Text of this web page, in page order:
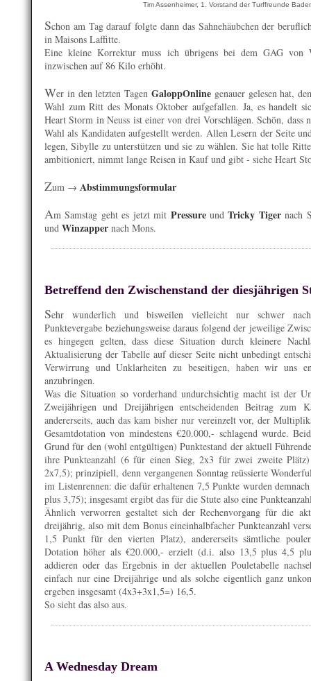
Tim Assenheimer, 1. Vorstand der Turffreunde
Schon am Tag darauf folgte dann das Sahnehäubchen der
in Maisons Laffitte.
Eine kleine Korrektur muss ich übrigens bei dem GAG von
inzwischen auf 86 Kilo erhöht.
Wer in den letzten TagenGaloppOnline genauer gelesen hat,
Wahl zum Ritt des Monats Oktober aufgefallen. Ja, es handelt
Heart Storm in Neuss ist einer von drei Vorschlägen. Schön,
Wahl als Kandidaten aufgestellt werden. Allen Lesern der Seite
legen, Sibylle zu unterstützen und sie zu wählen. Sie hat tolle
ambitioniert, nimmt lange Reisen in Kauf und gibt - siehe Heart
Zum → Abstimmungsformular
Am Samstag geht es jetzt mit PressureundTricky Tigernach
und Winzapper nach Mons.
Betreffend den Zwischenstand der diesjährigen
Sehr wunderlich und bisweilen vielleicht nur schwer
Punktevergabe beziehungsweise daraus folgend der jeweilige
es hingegen gelten, dass diese Situation durch kleinere
Aktualisierung der Tabelle auf dieser Seite nicht unbedingt
Verwirrung und Unklarheiten zu beseitigen, haben wir uns
anzubringen.
Was die Situation so vorderhand undurchsichtig macht ist der
Zweijährigen und Dreijährigen entscheidenden Beitrag zum
andererseits, auch das kam bisher nur vereinzelt vor, der
Gesamtdotation von mindestens €20.000,- schlagend wurde.
Grund für den (wohl entgültigen) Punktestand der aktuell
ihre Punkteanzahl (6 für einen Sieg, 2x3 für zwei zweite
2x7,5); prinzipiell, denn vergangenen Sonntag reüssierte
im Listenrennen: die dafür erhaltenen 7,5 Punkte wurden
plus 3,75); insgesamt ergibt das für die Stute also eine
Ähnlich verworren gestaltet sich der Rechenvorgang für die
dreijährig, also mit dem Bonus eineinhalbfacher Punkteanzahl
1,5 Punkt für den vierten Platz), andererseits sämtliche
Dotation höher als €20.000,- erzielt (d.i. also 13,5 plus 4,5
addieren oder das Ergebnis in der aktuellen Pouletabelle
einfach nur eine Dreijährige und als solche eigentlich ganz
ergeben insgesamt (4x3+3x1,5=) 16,5.
So sieht das also aus.
A Wednesday Dream